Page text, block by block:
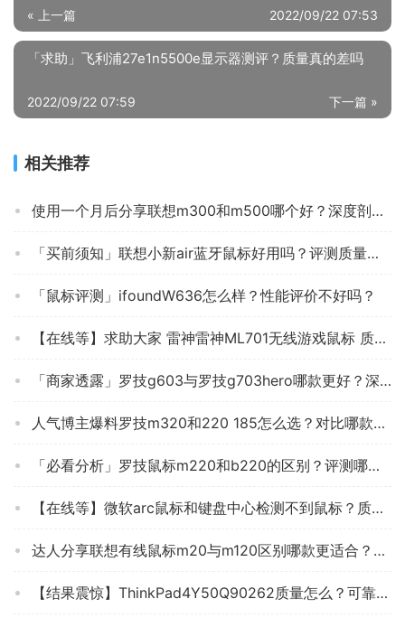
« 上一篇 2022/09/22 07:53
「求助」飞利浦27e1n5500e显示器测评？质量真的差吗
下一篇 »
2022/09/22 07:59
相关推荐
使用一个月后分享联想m300和m500哪个好？深度剖析功能区别
「买前须知」联想小新air蓝牙鼠标好用吗？评测质量怎么样
「鼠标评测」ifoundW636怎么样？性能评价不好吗？
【在线等】求助大家 雷神雷神ML701无线游戏鼠标 质量好吗？鼠标 怎么样挑选适合自己的？
「商家透露」罗技g603与罗技g703hero哪款更好？深度剖析功能区别
人气博主爆料罗技m320和220 185怎么选？对比哪款性价比更高
「必看分析」罗技鼠标m220和b220的区别？评测哪款值得买
【在线等】微软arc鼠标和键盘中心检测不到鼠标？质量真的好吗
达人分享联想有线鼠标m20与m120区别哪款更适合？谁是性价比之王
【结果震惊】ThinkPad4Y50Q90262质量怎么？可靠吗？坑不坑人看完这个评测就知道了！